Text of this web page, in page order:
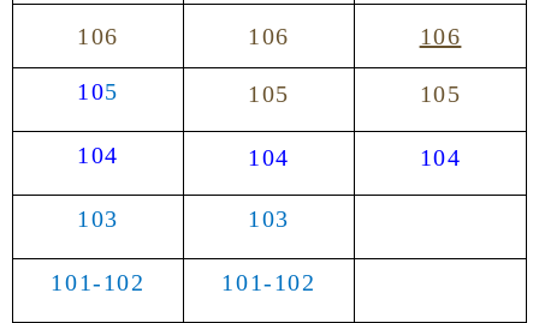
106 106 106
105 105 105
104 104 104
103 103
101-102 101-102